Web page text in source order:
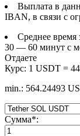
Выплата в
IBAN, в связи с
Среднее время
30 — 60 минут с
Отдаете
Курс: 1 USDT =
min.: 564.24493
Сумма*: